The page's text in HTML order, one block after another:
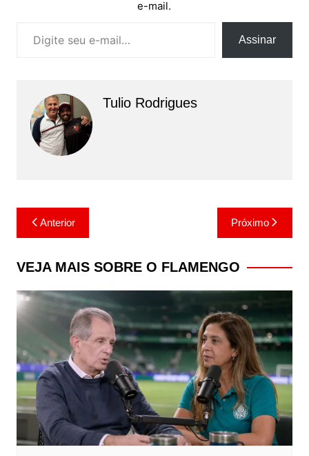
e-mail.
Assinar
Tulio Rodrigues
Navegação
de
Post
Anterior Próximo
VEJA MAIS SOBRE O FLAMENGO